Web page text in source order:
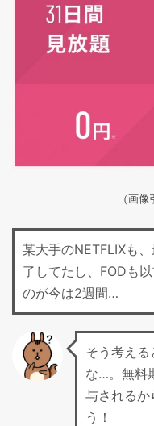
（画
某大手のNETFLIXも
了してたし、FODも
のが今は2週間…
そう考え
な…。無料
与されるか
う！